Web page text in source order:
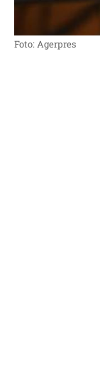
Foto: Agerpres